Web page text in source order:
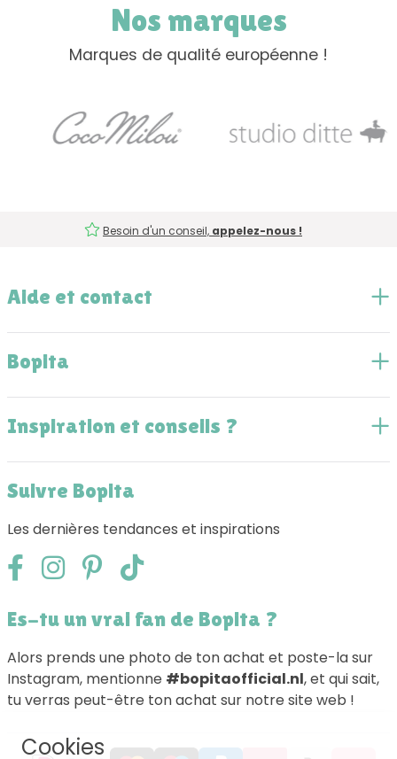
Nos marques
Marques de qualité européenne !
Besoin d'un conseil, appelez-nous !
Aide et contact
Bopita
Inspiration et conseils ?
Suivre Bopita
Les dernières tendances et inspirations
Es-tu un vrai fan de Bopita ?
Alors prends une photo de ton achat et poste-la sur
Instagram, mentionne #bopitaofficial.nl, et qui sait,
tu verras peut-être ton achat sur notre site web !
Cookies